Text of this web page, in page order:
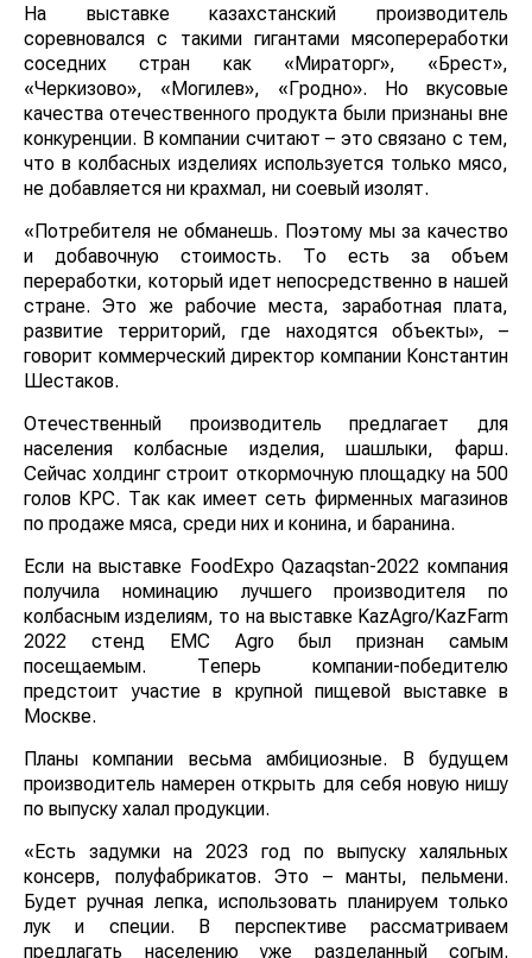
На выставке казахстанский производитель
соревновался с такими гигантами мясопереработки
соседних стран как «Мираторг», «Брест»,
«Черкизово», «Могилев», «Гродно». Но вкусовые
качества отечественного продукта были признаны вне
конкуренции. В компании считают – это связано с тем,
что в колбасных изделиях используется только мясо,
не добавляется ни крахмал, ни соевый изолят.
«Потребителя не обманешь. Поэтому мы за качество
и добавочную стоимость. То есть за объем
переработки, который идет непосредственно в нашей
стране. Это же рабочие места, заработная плата,
развитие территорий, где находятся объекты», –
говорит коммерческий директор компании Константин
Шестаков.
Отечественный производитель предлагает для
населения колбасные изделия, шашлыки, фарш.
Сейчас холдинг строит откормочную площадку на 500
голов КРС. Так как имеет сеть фирменных магазинов
по продаже мяса, среди них и конина, и баранина.
Если на выставке FoodExpo Qazaqstan-2022 компания
получила номинацию лучшего производителя по
колбасным изделиям, то на выставке KazAgro/KazFarm
2022 стенд EMC Agro был признан самым
посещаемым. Теперь компании-победителю
предстоит участие в крупной пищевой выставке в
Москве.
Планы компании весьма амбициозные. В будущем
производитель намерен открыть для себя новую нишу
по выпуску халал продукции.
«Есть задумки на 2023 год по выпуску халяльных
консерв, полуфабрикатов. Это – манты, пельмени.
Будет ручная лепка, использовать планируем только
лук и специи. В перспективе рассматриваем
предлагать населению уже разделанный согым.